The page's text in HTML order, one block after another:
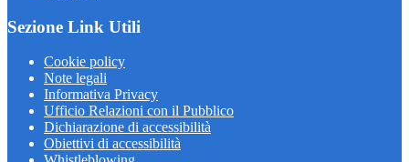
Sezione Link Utili
Cookie policy
Note legali
Informativa Privacy
Ufficio Relazioni con il Pubblico
Dichiarazione di accessibilità
Obiettivi di accessibilità